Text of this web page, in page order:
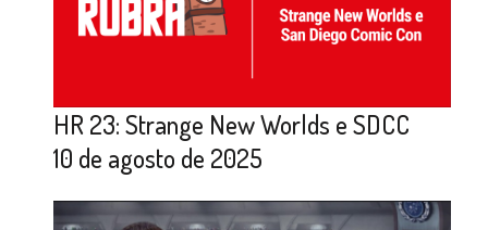
HR 23: Strange New Worlds e SDCC
10 de agosto de 2025